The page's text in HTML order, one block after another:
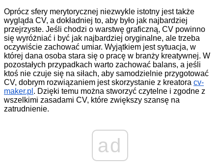
Oprócz sfery merytorycznej niezwykle istotny jest także
wygląda CV, a dokładniej to, aby było jak najbardziej
przejrzyste. Jeśli chodzi o warstwę graficzną, CV powinno
się wyróżniać i być jak najbardziej oryginalne, ale trzeba
oczywiście zachować umiar. Wyjątkiem jest sytuacja, w
której dana osoba stara się o pracę w branży kreatywnej. W
pozostałych przypadkach warto zachować balans, a jeśli
ktoś nie czuje się na siłach, aby samodzielnie przygotować
CV, dobrym rozwiązaniem jest skorzystanie z kreatora cv-
maker.pl . Dzięki temu można stworzyć czytelne i zgodne z
wszelkimi zasadami CV, które zwiększy szansę na
zatrudnienie.
ad